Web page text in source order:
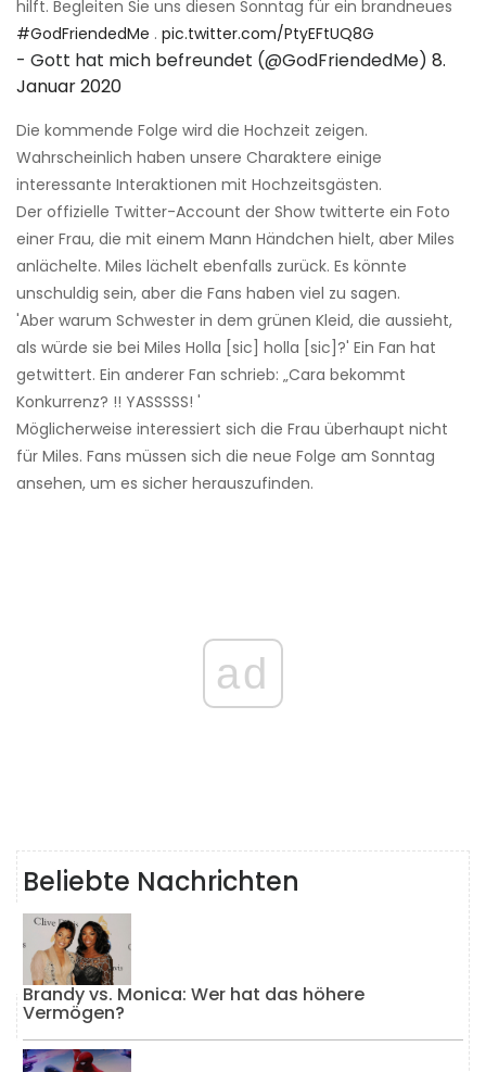
hilft. Begleiten Sie uns diesen Sonntag für ein brandneues
#GodFriendedMe . pic.twitter.com/PtyEFtUQ8G
- Gott hat mich befreundet (@GodFriendedMe) 8.
Januar 2020
Die kommende Folge wird die Hochzeit zeigen.
Wahrscheinlich haben unsere Charaktere einige
interessante Interaktionen mit Hochzeitsgästen.
Der offizielle Twitter-Account der Show twitterte ein Foto
einer Frau, die mit einem Mann Händchen hielt, aber Miles
anlächelte. Miles lächelt ebenfalls zurück. Es könnte
unschuldig sein, aber die Fans haben viel zu sagen.
'Aber warum Schwester in dem grünen Kleid, die aussieht,
als würde sie bei Miles Holla [sic] holla [sic]?' Ein Fan hat
getwittert. Ein anderer Fan schrieb: „Cara bekommt
Konkurrenz? !! YASSSSS! '
Möglicherweise interessiert sich die Frau überhaupt nicht
für Miles. Fans müssen sich die neue Folge am Sonntag
ansehen, um es sicher herauszufinden.
ad
Beliebte Nachrichten
Brandy vs. Monica: Wer hat das höhere
Vermögen?